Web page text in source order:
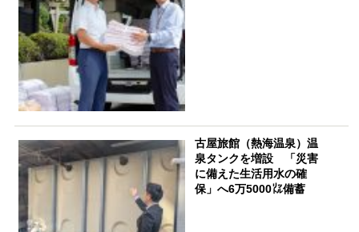
古屋旅館（熱海温泉）温
泉タンクを増設 「災害
に備えた生活用水の確
保」へ6万5000㍑備蓄